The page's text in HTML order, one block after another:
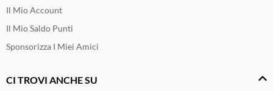
Il Mio Account
Il Mio Saldo Punti
Sponsorizza I Miei Amici
CI TROVI ANCHE SU